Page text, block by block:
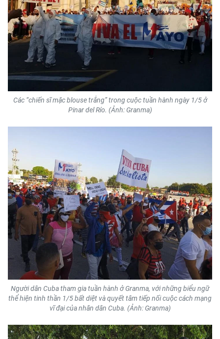
Các “chiến sĩ mặc blouse trắng” trong cuộc tuần hành ngày 1/5 ở
Pinar del Río. (Ảnh: Granma)
Người dân Cuba tham gia tuần hành ở Granma, với những biểu ngữ
thể hiện tinh thần 1/5 bất diệt và quyết tâm tiếp nối cuộc cách mạng
vĩ đại của nhân dân Cuba. (Ảnh: Granma)